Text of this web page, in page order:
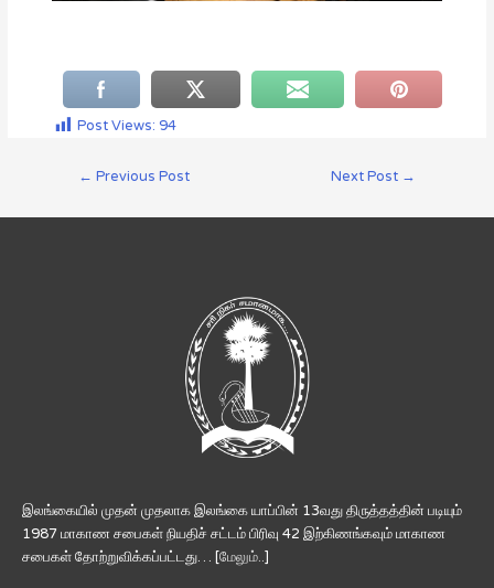
Post Views: 94
← Previous Post Next Post →
இலங்கையில் முதன் முதலாக இலங்கை யாப்பின் 13வது திருத்தத்தின் படியும்
1987 மாகாண சபைகள் நியதிச் சட்டம் பிரிவு 42 இற்கிணங்கவும் மாகாண
சபைகள் தோற்றுவிக்கப்பட்டது… [மேலும்..]